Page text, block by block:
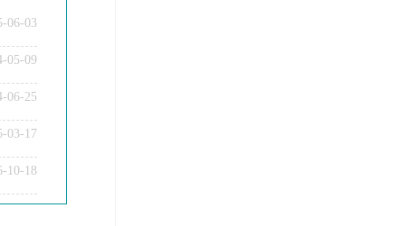
06-03
05-09
06-25
03-17
10-18
师资格证笔试科目有哪些？
师资格证面试题型考核内容？